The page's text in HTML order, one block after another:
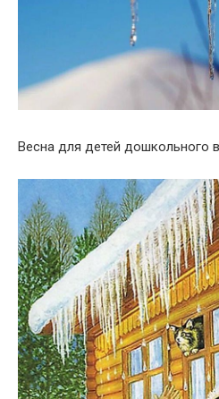
Весна для детей дошкольного